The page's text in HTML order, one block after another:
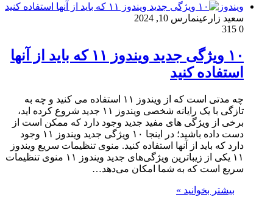
ویندوز
سعید زارعینمارس 10, 2024
0
۱۰ ویژگی جدید ویندوز ۱۱ که باید از آنها
استفاده کنید
چه مدتی است که از ویندوز ۱۱ استفاده می کنید و چه به
تازگی با یک رایانه شخصی ویندوز ۱۱ جدید شروع کرده اید،
برخی از ویژگی های مفید جدید وجود دارد که ممکن است از
دست داده باشید؛ در اینجا ۱۰ ویژگی جدید ویندوز ۱۱ وجود
دارد که باید از آنها استفاده کنید. منوی تنظیمات سریع ویندوز
۱۱ یکی از زیباترین ویژگی‌های جدید ویندوز ۱۱ منوی تنظیمات
سریع است که به شما امکان می‌دهد…
بیشتر بخوانید »